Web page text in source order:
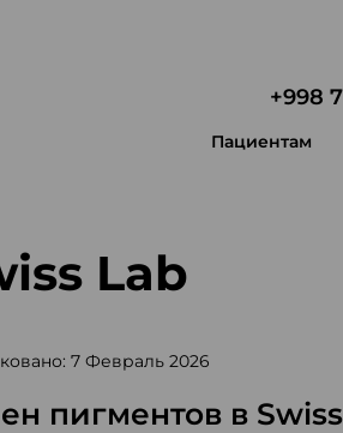
+998
Пациентам
Lab
7 Февраль 2026
пигментов в